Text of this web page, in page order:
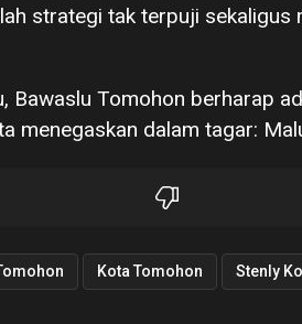
strategi tak terpuji
Bawaslu Tomohon berharap
menegaskan dalam tagar:
Kota Tomohon Stenly